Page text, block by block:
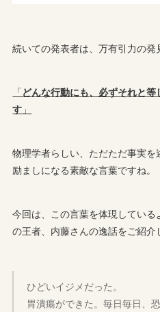
続いての発表者は、万有引力の発
「どんな行動にも、必ずそれと
す 」
物理学者らしい、ただただ事実を
励ましになる素敵な言葉ですね。
今回は、この言葉を体現してい
の王者、内藤さんの逸話をご紹介
ひどいイジメだった。
胃潰瘍ができた。毎日毎日、